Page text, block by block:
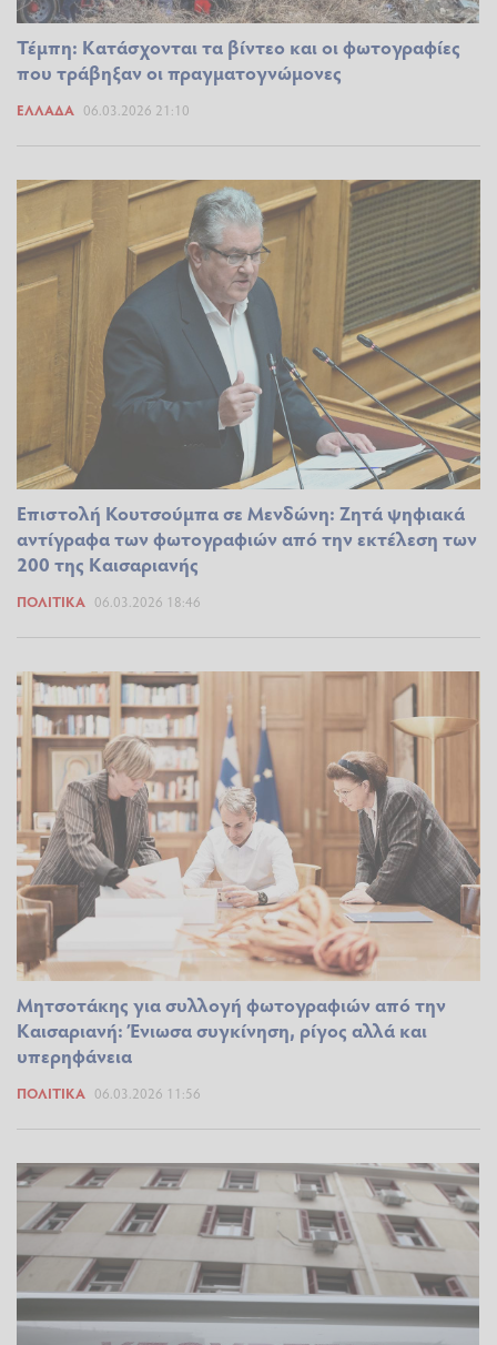
Τέμπη: Κατάσχονται τα βίντεο και οι φωτογραφίες
που τράβηξαν οι πραγματογνώμονες
ΕΛΛΆΔΑ 06.03.2026 21:10
Επιστολή Κουτσούμπα σε Μενδώνη: Ζητά ψηφιακά
αντίγραφα των φωτογραφιών από την εκτέλεση των
200 της Καισαριανής
ΠΟΛΙΤΙΚΆ 06.03.2026 18:46
Μητσοτάκης για συλλογή φωτογραφιών από την
Καισαριανή: Ένιωσα συγκίνηση, ρίγος αλλά και
υπερηφάνεια
ΠΟΛΙΤΙΚΆ 06.03.2026 11:56